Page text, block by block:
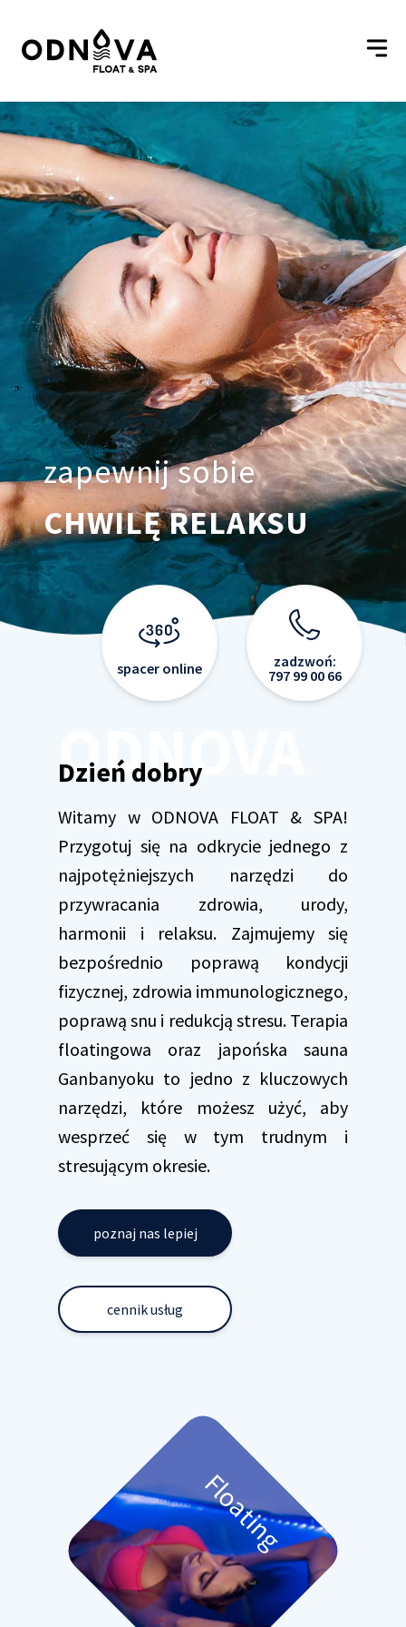
zapewnij sobie
CHWILĘ RELAKSU
spacer online
zadzwoń:
797 99 00 66
ODNOVA
Dzień dobry
Witamy w ODNOVA FLOAT & SPA!
Przygotuj się na odkrycie jednego z
najpotężniejszych narzędzi do
przywracania zdrowia, urody,
harmonii i relaksu. Zajmujemy się
bezpośrednio poprawą kondycji
fizycznej, zdrowia immunologicznego,
poprawą snu i redukcją stresu. Terapia
floatingowa oraz japońska sauna
Ganbanyoku to jedno z kluczowych
narzędzi, które możesz użyć, aby
wesprzeć się w tym trudnym i
stresującym okresie.
poznaj nas lepiej
cennik usług
Floating